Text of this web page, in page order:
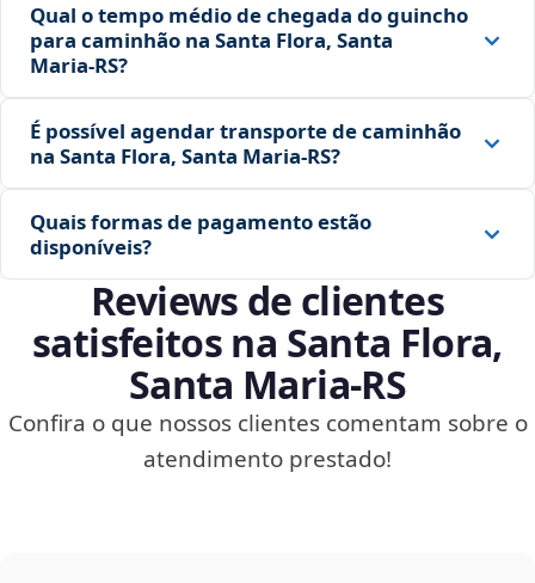
Qual o tempo médio de chegada do guincho
para caminhão na Santa Flora, Santa
Maria‑RS?
É possível agendar transporte de caminhão
na Santa Flora, Santa Maria‑RS?
Quais formas de pagamento estão
disponíveis?
Reviews de clientes
satisfeitos na Santa Flora,
Santa Maria‑RS
Confira o que nossos clientes comentam sobre o
atendimento prestado!